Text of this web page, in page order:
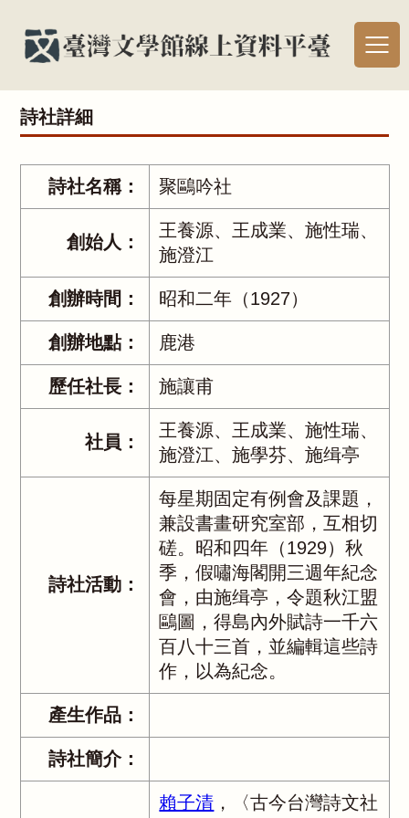
詩社詳細
詩社名稱： 聚鷗吟社
創始人：
王養源、王成業、施性瑞、
施澄江
創辦時間： 昭和二年（1927）
創辦地點： 鹿港
歷任社長： 施讓甫
社員：
王養源、王成業、施性瑞、
施澄江、施學芬、施缉亭
詩社活動：
每星期固定有例會及課題，
兼設書畫研究室部，互相切
磋。昭和四年（1929）秋
季，假嘯海閣開三週年紀念
會，由施缉亭，令題秋江盟
鷗圖，得島內外賦詩一千六
百八十三首，並編輯這些詩
作，以為紀念。
產生作品：
詩社簡介：
賴子清 ，〈古今台灣詩文社